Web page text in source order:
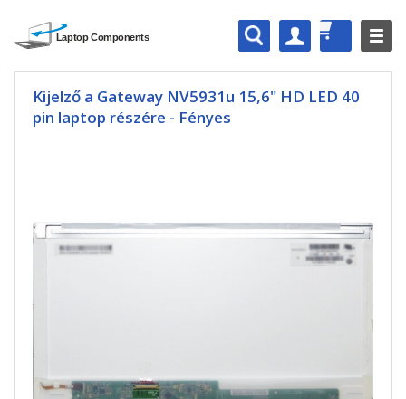
Kijelző a Gateway NV5931u 15,6" HD LED 40
pin laptop részére - Fényes